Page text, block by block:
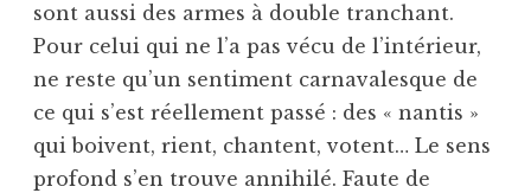
sont aussi des armes à double tranchant.
Pour celui qui ne l’a pas vécu de l’intérieur,
ne reste qu’un sentiment carnavalesque de
ce qui s’est réellement passé : des « nantis »
qui boivent, rient, chantent, votent… Le sens
profond s’en trouve annihilé. Faute de